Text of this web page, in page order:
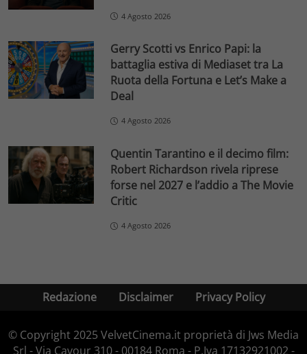
4 Agosto 2026
Gerry Scotti vs Enrico Papi: la
battaglia estiva di Mediaset tra La
Ruota della Fortuna e Let’s Make a
Deal
4 Agosto 2026
Quentin Tarantino e il decimo film:
Robert Richardson rivela riprese
forse nel 2027 e l’addio a The Movie
Critic
4 Agosto 2026
Redazione Disclaimer Privacy Policy
© Copyright 2025 VelvetCinema.it proprietà di Jws Media
Srl - Via Cavour 310 - 00184 Roma - P.Iva 17132921002 -